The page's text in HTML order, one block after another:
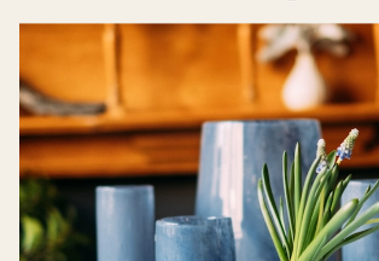
Henry Dean
３RD CERAMICS
iittala
CARRON
OFFICINA NATURALIS
ルームシューズ
tronco
カードホルダー
ラグ
その他インテリア
DOING GOODS
DUTCH DELUXES
OFFICINA NATURALIS
Uyuni Lighting
フラワーベース